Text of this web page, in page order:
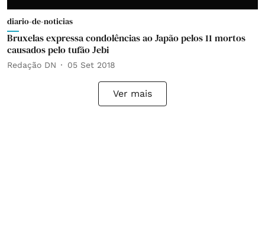
diario-de-noticias
Bruxelas expressa condolências ao Japão pelos 11 mortos
causados pelo tufão Jebi
Redação DN 05 Set 2018
Ver mais